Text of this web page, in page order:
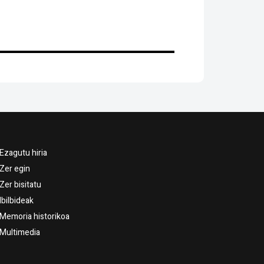
Ezagutu hiria
Zer egin
Zer bisitatu
Ibilbideak
Memoria historikoa
Multimedia